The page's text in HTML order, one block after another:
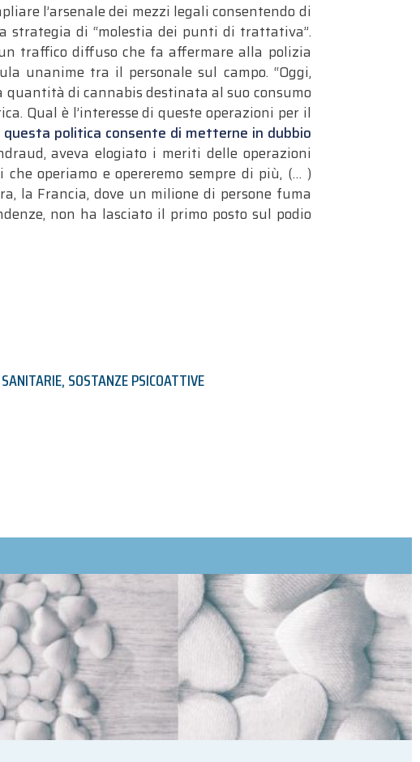
l’arsenale dei mezzi legali consentendo di
strategia di “molestia dei punti di trattativa”.
traffico diffuso che fa affermare alla polizia
unanime tra il personale sul campo. “Oggi,
di cannabis destinata al suo consumo
Qual è l’interesse di queste operazioni per il
politica consente di metterne in dubbio
aveva elogiato i meriti delle operazioni
operiamo e opereremo sempre di più, (… )
la Francia, dove un milione di persone fuma
non ha lasciato il primo posto sul podio
,SOSTANZE PSICOATTIVE